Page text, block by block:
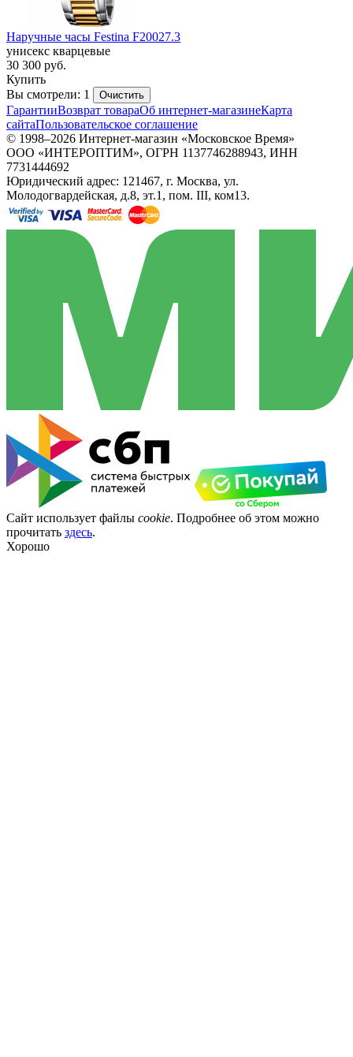
Наручные часы Festina F20027.3
унисекс кварцевые
30 300 руб.
Купить
Вы смотрели: 1
Очистить
ГарантииВозврат товараОб интернет-магазинеКарта
сайтаПользовательское соглашение
© 1998–2026 Интернет-магазин «Московское Время»
ООО «ИНТЕРОПТИМ», ОГРН 1137746288943, ИНН
7731444692
Юридический адрес: 121467, г. Москва, ул.
Молодогвардейская, д.8, эт.1, пом. III, ком13.
Сайт использует файлы cookie. Подробнее об этом можно
прочитать здесь.
Хорошо